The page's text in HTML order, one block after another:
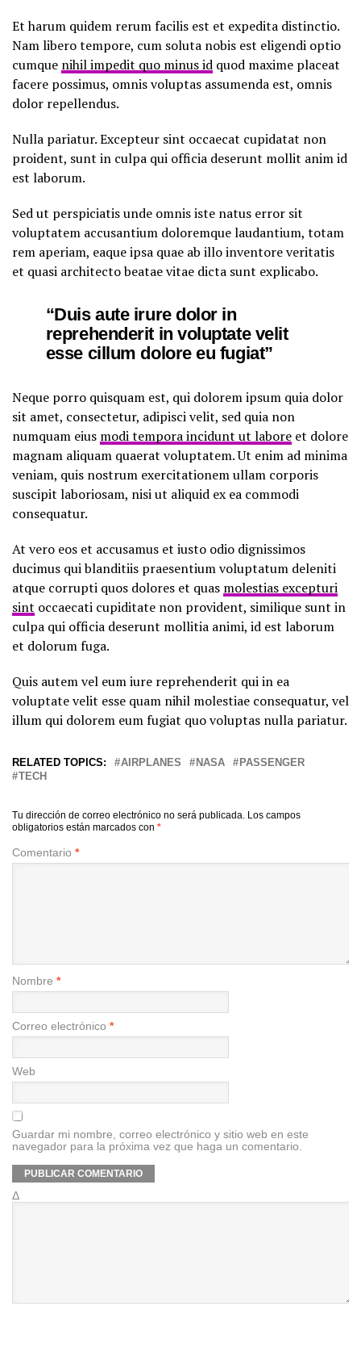
Et harum quidem rerum facilis est et expedita distinctio.
Nam libero tempore, cum soluta nobis est eligendi optio
cumque nihil impedit quo minus id quod maxime placeat
facere possimus, omnis voluptas assumenda est, omnis
dolor repellendus.
Nulla pariatur. Excepteur sint occaecat cupidatat non
proident, sunt in culpa qui officia deserunt mollit anim id
est laborum.
Sed ut perspiciatis unde omnis iste natus error sit
voluptatem accusantium doloremque laudantium, totam
rem aperiam, eaque ipsa quae ab illo inventore veritatis
et quasi architecto beatae vitae dicta sunt explicabo.
“Duis aute irure dolor in
reprehenderit in voluptate velit
esse cillum dolore eu fugiat”
Neque porro quisquam est, qui dolorem ipsum quia dolor
sit amet, consectetur, adipisci velit, sed quia non
numquam eius modi tempora incidunt ut labore et dolore
magnam aliquam quaerat voluptatem. Ut enim ad minima
veniam, quis nostrum exercitationem ullam corporis
suscipit laboriosam, nisi ut aliquid ex ea commodi
consequatur.
At vero eos et accusamus et iusto odio dignissimos
ducimus qui blanditiis praesentium voluptatum deleniti
atque corrupti quos dolores et quas molestias excepturi
sint occaecati cupiditate non provident, similique sunt in
culpa qui officia deserunt mollitia animi, id est laborum
et dolorum fuga.
Quis autem vel eum iure reprehenderit qui in ea
voluptate velit esse quam nihil molestiae consequatur, vel
illum qui dolorem eum fugiat quo voluptas nulla pariatur.
RELATED TOPICS: AIRPLANES NASA
PASSENGER
TECH
Tu dirección de correo electrónico no será publicada. Los campos
obligatorios están marcados con *
Comentario *
Nombre *
Correo electrónico *
Web
Guardar mi nombre, correo electrónico y sitio web en este
navegador para la próxima vez que haga un comentario.
Δ